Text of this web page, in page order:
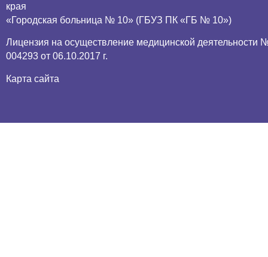
края
«Городская больница № 10» (ГБУЗ ПК «ГБ № 10»)
Лицензия на осуществление медицинской деятельности
004293 от 06.10.2017 г.
Карта сайта